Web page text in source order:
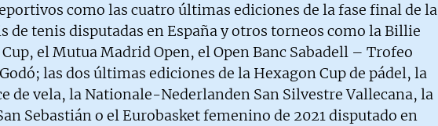
como las cuatro últimas ediciones de la fase final de la
de tenis disputadas en España y otros torneos como la Billie
el Mutua Madrid Open, el Open Banc Sabadell – Trofeo
las dos últimas ediciones de la Hexagon Cup de pádel, la
de vela, la Nationale-Nederlanden San Silvestre Vallecana, la
Sebastián o el Eurobasket femenino de 2021 disputado en